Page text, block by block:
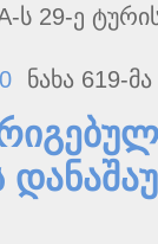
ს 29-ე
ნახა 619-